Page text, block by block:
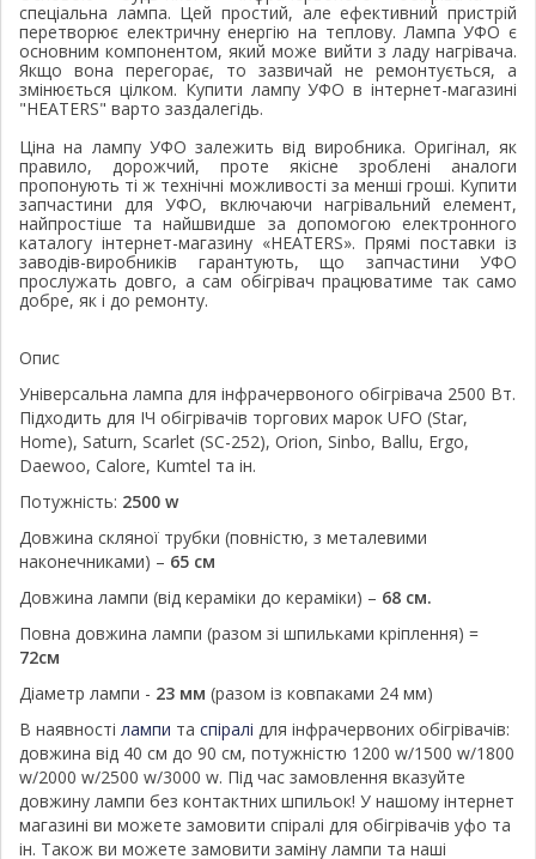
спеціальна лампа. Цей простий, але ефективний пристрій
перетворює електричну енергію на теплову. Лампа УФО є
основним компонентом, який може вийти з ладу нагрівача.
Якщо вона перегорає, то зазвичай не ремонтується, а
змінюється цілком. Купити лампу УФО в інтернет-магазині
"HEATERS" варто заздалегідь.
Ціна на лампу УФО залежить від виробника. Оригінал, як
правило, дорожчий, проте якісне зроблені аналоги
пропонують ті ж технічні можливості за менші гроші. Купити
запчастини для УФО, включаючи нагрівальний елемент,
найпростіше та найшвидше за допомогою електронного
каталогу інтернет-магазину «HEATERS». Прямі поставки із
заводів-виробників гарантують, що запчастини УФО
прослужать довго, а сам обігрівач працюватиме так само
добре, як і до ремонту.
Опис
Універсальна лампа для інфрачервоного обігрівача 2500 Вт.
Підходить для ІЧ обігрівачів торгових марок UFO (Star,
Home), Saturn, Scarlet (SC-252), Orion, Sinbo, Ballu, Ergo,
Daewoo, Calore, Kumtel та ін.
Потужність: 2500 w
Довжина скляної трубки (повністю, з металевими
наконечниками) – 65 см
Довжина лампи (від кераміки до кераміки) – 68 см.
Повна довжина лампи (разом зі шпильками кріплення) =
72см
Діаметр лампи - 23 мм (разом із ковпаками 24 мм)
В наявності лампи та спіралі для інфрачервоних обігрівачів:
довжина від 40 см до 90 см, потужністю 1200 w/1500 w/1800
w/2000 w/2500 w/3000 w. Під час замовлення вказуйте
довжину лампи без контактних шпильок! У нашому інтернет
магазині ви можете замовити спіралі для обігрівачів уфо та
ін. Також ви можете замовити заміну лампи та наші